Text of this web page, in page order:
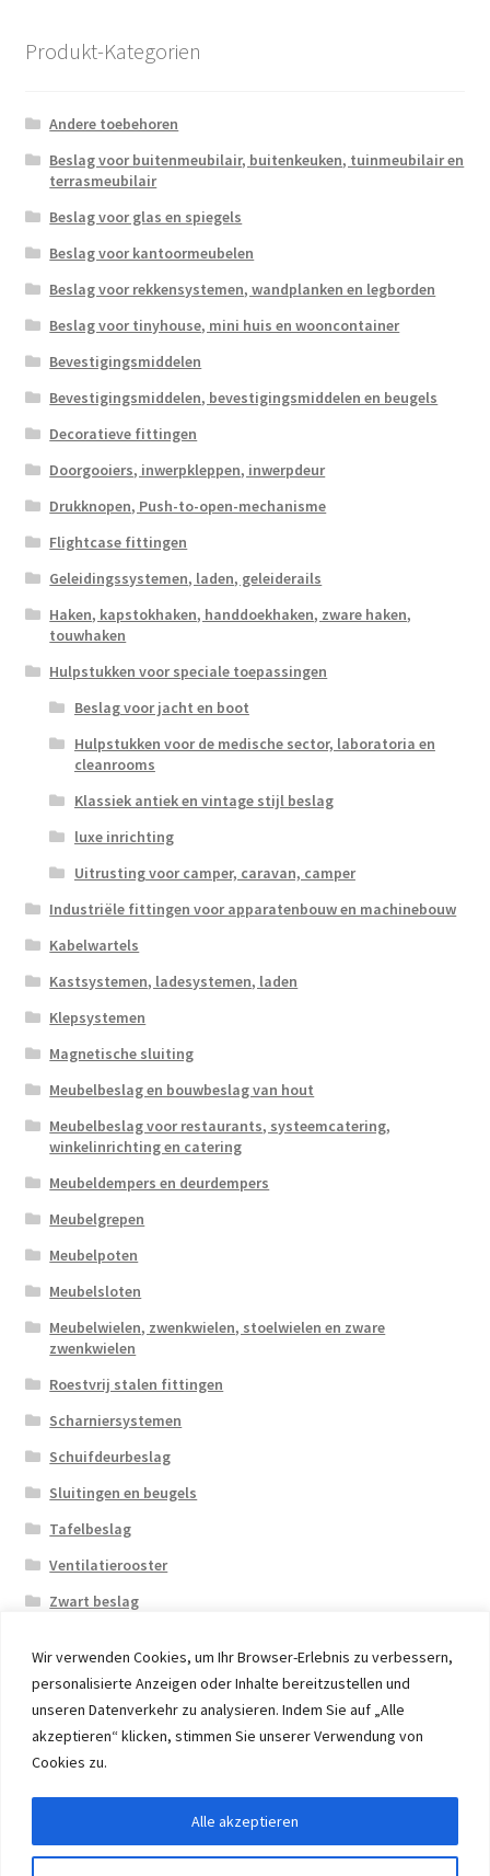
Wir verwenden Cookies, um Ihr Browser-Erlebnis zu verbessern,
personalisierte Anzeigen oder Inhalte bereitzustellen und
unseren Datenverkehr zu analysieren. Indem Sie auf „Alle
akzeptieren“ klicken, stimmen Sie unserer Verwendung von
Cookies zu.
Alle akzeptieren
Produkt-Kategorien
Andere toebehoren
Beslag voor buitenmeubilair, buitenkeuken, tuinmeubilair en
terrasmeubilair
Beslag voor glas en spiegels
Beslag voor kantoormeubelen
Beslag voor rekkensystemen, wandplanken en legborden
Beslag voor tinyhouse, mini huis en wooncontainer
Bevestigingsmiddelen
Bevestigingsmiddelen, bevestigingsmiddelen en beugels
Decoratieve fittingen
Doorgooiers, inwerpkleppen, inwerpdeur
Drukknopen, Push-to-open-mechanisme
Flightcase fittingen
Geleidingssystemen, laden, geleiderails
Haken, kapstokhaken, handdoekhaken, zware haken,
touwhaken
Hulpstukken voor speciale toepassingen
Beslag voor jacht en boot
Hulpstukken voor de medische sector, laboratoria en
cleanrooms
Klassiek antiek en vintage stijl beslag
luxe inrichting
Uitrusting voor camper, caravan, camper
Industriële fittingen voor apparatenbouw en machinebouw
Kabelwartels
Kastsystemen, ladesystemen, laden
Klepsystemen
Magnetische sluiting
Meubelbeslag en bouwbeslag van hout
Meubelbeslag voor restaurants, systeemcatering,
winkelinrichting en catering
Meubeldempers en deurdempers
Meubelgrepen
Meubelpoten
Meubelsloten
Meubelwielen, zwenkwielen, stoelwielen en zware
zwenkwielen
Roestvrij stalen fittingen
Scharniersystemen
Schuifdeurbeslag
Sluitingen en beugels
Tafelbeslag
Ventilatierooster
Zwart beslag
© 2026 Eruon Trade UG, Germany, member of the ERUON